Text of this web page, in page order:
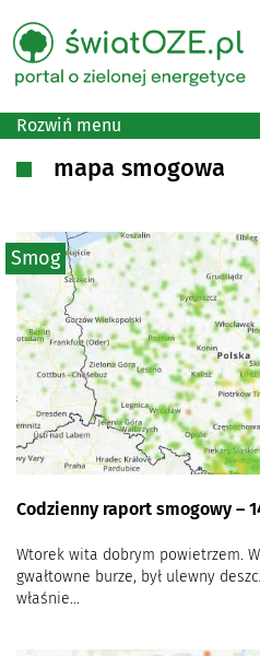
Rozwiń menu
mapa smogowa
Codzienny raport smogowy –
Wtorek wita dobrym powietrzem.
gwałtowne burze, był ulewny
właśnie...
Smog